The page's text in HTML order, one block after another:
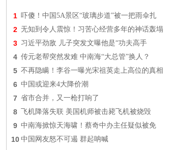
1 吓傻！中国5A景区“玻璃步道”被一把雨伞扎
2 无知到令人震惊！习苦心经营多年的神话轰塌
3 习近平劲敌 儿子突发文曝他是“功夫高手
4 传元老帮突然发难 中南海“大总管”换人？
5 不再隐瞒！李谷一曝光宋祖英走上高位的真相
6 中国或迎来4大降价潮
7 省市合并，又一枪打响了
8 飞机降落失联 美国机师被击毙飞机被烧毁
9 中南海掀惊天海啸！蔡奇中办主任疑似被免
10 中国网友怒不可遏 群起呐喊